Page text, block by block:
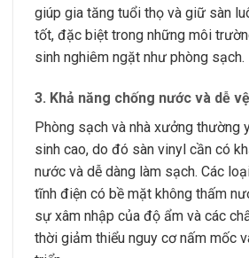
giúp gia tăng tuổi thọ và giữ sàn
tốt, đặc biệt trong những môi
sinh nghiêm ngặt như phòng sạch.
3. Khả năng chống nước và dễ
Phòng sạch và nhà xưởng thường
sinh cao, do đó sàn vinyl cần có
nước và dễ dàng làm sạch. Các
tĩnh điện có bề mặt không thấm
sự xâm nhập của độ ẩm và các
thời giảm thiểu nguy cơ nấm mốc